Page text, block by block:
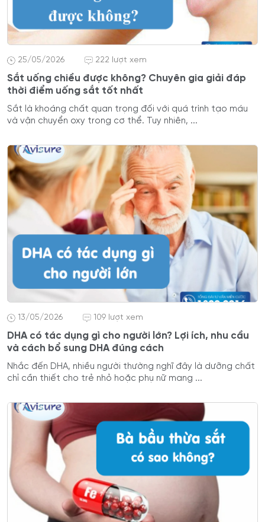
25/05/2026 222 lượt xem
Sắt uống chiều được không? Chuyên gia giải đáp
thời điểm uống sắt tốt nhất
Sắt là khoáng chất quan trọng đối với quá trình tạo máu
và vận chuyển oxy trong cơ thể. Tuy nhiên, ...
13/05/2026 109 lượt xem
DHA có tác dụng gì cho người lớn? Lợi ích, nhu cầu
và cách bổ sung DHA đúng cách
Nhắc đến DHA, nhiều người thường nghĩ đây là dưỡng chất
chỉ cần thiết cho trẻ nhỏ hoặc phụ nữ mang ...